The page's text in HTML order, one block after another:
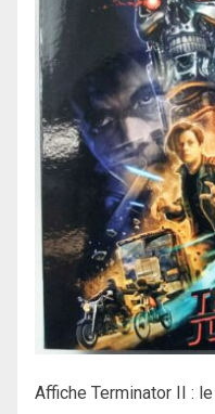
Affiche Terminator II :